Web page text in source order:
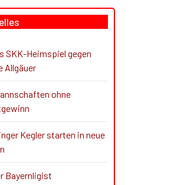
SKK-Heimspiel gegen
Allgäuer
ohne
Kegler starten in neue
Bayernligist